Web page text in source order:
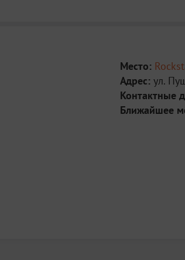
Место:
Адрес: ул.
Контактные
Ближайшее